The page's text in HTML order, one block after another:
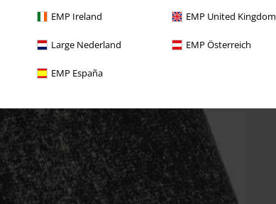
EMP Ireland EMP United Kingdom
Large Nederland EMP Österreich
EMP España